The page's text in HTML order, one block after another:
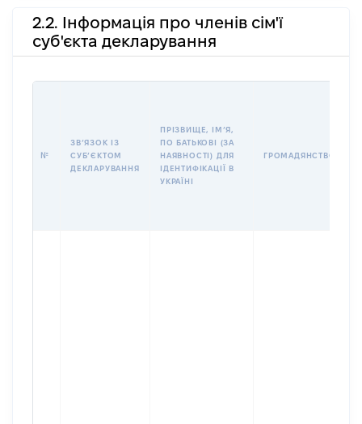
2.2. Інформація про членів сім'ї
суб'єкта декларування
№
ЗВʼЯЗОК ІЗ
СУБʼЄКТОМ
ДЕКЛАРУВАННЯ
ПРІЗВИЩЕ, ІМʼЯ,
ПО БАТЬКОВІ (ЗА
НАЯВНОСТІ) ДЛЯ
ІДЕНТИФІКАЦІЇ В
УКРАЇНІ
ГРОМАДЯНСТВО